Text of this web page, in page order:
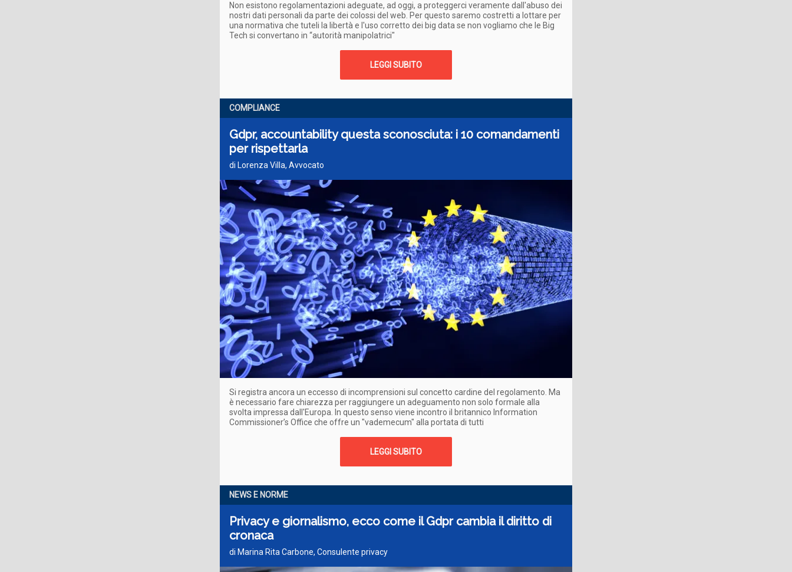
Non esistono regolamentazioni adeguate, ad oggi, a proteggerci veramente dall'abuso dei
nostri dati personali da parte dei colossi del web. Per questo saremo costretti a lottare per
una normativa che tuteli la libertà e l'uso corretto dei big data se non vogliamo che le Big
Tech si convertano in “autorità manipolatrici"
LEGGI SUBITO
COMPLIANCE
Gdpr, accountability questa sconosciuta: i 10 comandamenti
per rispettarla
di Lorenza Villa, Avvocato
Si registra ancora un eccesso di incomprensioni sul concetto cardine del regolamento. Ma
è necessario fare chiarezza per raggiungere un adeguamento non solo formale alla
svolta impressa dall'Europa. In questo senso viene incontro il britannico Information
Commissioner’s Office che offre un "vademecum" alla portata di tutti
LEGGI SUBITO
NEWS E NORME
Privacy e giornalismo, ecco come il Gdpr cambia il diritto di
cronaca
di Marina Rita Carbone, Consulente privacy